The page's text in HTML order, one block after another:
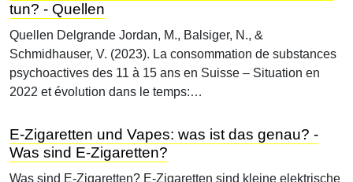
tun? - Quellen
Quellen Delgrande Jordan, M., Balsiger, N., &
Schmidhauser, V. (2023). La consommation de substances
psychoactives des 11 à 15 ans en Suisse – Situation en
2022 et évolution dans le temps:…
E-Zigaretten und Vapes: was ist das genau? -
Was sind E-Zigaretten?
Was sind E-Zigaretten? E-Zigaretten sind kleine elektrische